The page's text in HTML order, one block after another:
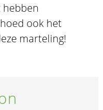
ook het
marteling!